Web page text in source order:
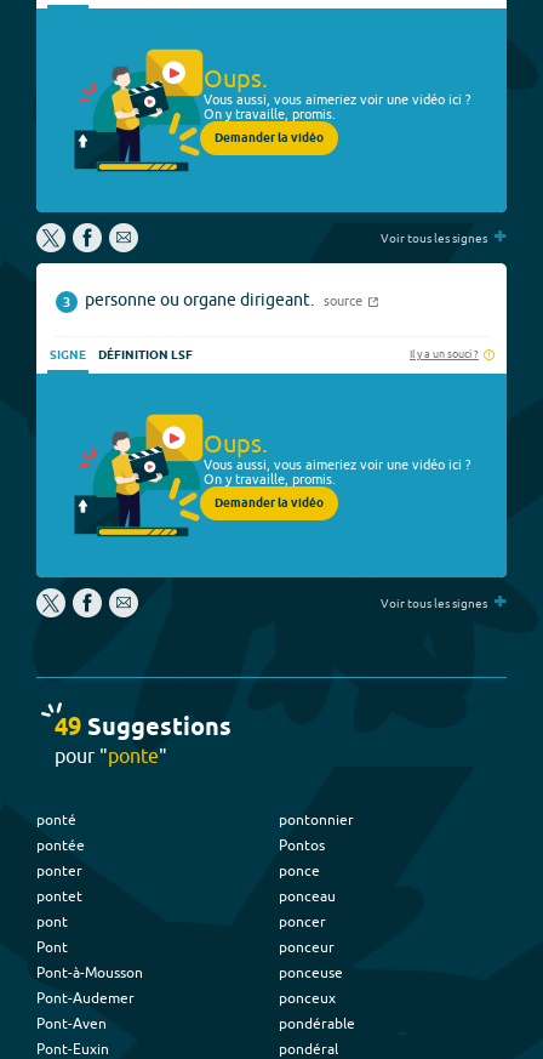
Oups.
Vous aussi, vous aimeriez voir une vidéo ici ?
On y travaille, promis.
Demander la vidéo
Voir tous les signes +
3 personne ou organe dirigeant. source
SIGNE DÉFINITION LSF Il y a un souci ?
Oups.
Vous aussi, vous aimeriez voir une vidéo ici ?
On y travaille, promis.
Demander la vidéo
Voir tous les signes +
49Suggestions
pour "ponte"
ponté
pontée
ponter
pontet
pont
Pont
Pont-à-Mousson
Pont-Audemer
Pont-Aven
Pont-Euxin
pontonnier
Pontos
ponce
ponceau
poncer
ponceur
ponceuse
ponceux
pondérable
pondéral